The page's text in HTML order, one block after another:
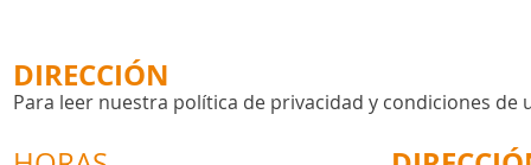
DIRECCIÓN
Para leer nuestra política de privacidad y condiciones de